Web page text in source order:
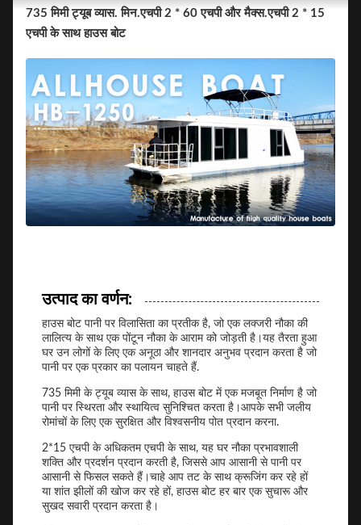
735 मिमी ट्यूब व्यास. मिन.एचपी 2 * 60 एचपी और मैक्स.एचपी 2 * 15
एचपी के साथ हाउस बोट
उत्पाद का वर्णन:
हाउस बोट पानी पर विलासिता का प्रतीक है, जो एक लक्जरी नौका की
लालित्य के साथ एक पोंटून नौका के आराम को जोड़ती है।यह तैरता हुआ
घर उन लोगों के लिए एक अनूठा और शानदार अनुभव प्रदान करता है जो
पानी पर एक प्रकार का पलायन चाहते हैं.
735 मिमी के ट्यूब व्यास के साथ, हाउस बोट में एक मजबूत निर्माण है जो
पानी पर स्थिरता और स्थायित्व सुनिश्चित करता है।आपके सभी जलीय
रोमांचों के लिए एक सुरक्षित और विश्वसनीय पोत प्रदान करना.
2*15 एचपी के अधिकतम एचपी के साथ, यह घर नौका प्रभावशाली
शक्ति और प्रदर्शन प्रदान करती है, जिससे आप आसानी से पानी पर
आसानी से फिसल सकते हैं।चाहे आप तट के साथ क्रूजिंग कर रहे हों
या शांत झीलों की खोज कर रहे हों, हाउस बोट हर बार एक सुचारू और
सुखद सवारी प्रदान करता है।